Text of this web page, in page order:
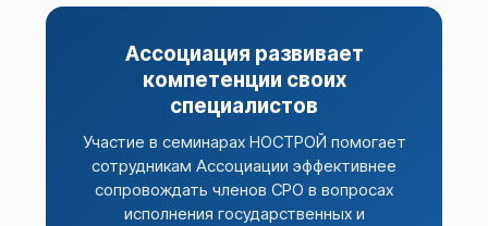
Ассоциация развивает
компетенции своих
специалистов
Участие в семинарах НОСТРОЙ помогает
сотрудникам Ассоциации эффективнее
сопровождать членов СРО в вопросах
исполнения государственных и